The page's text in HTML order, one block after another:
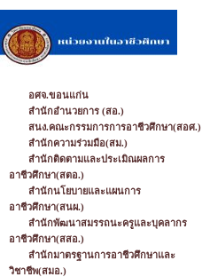
อศจ.ขอนแก่น
สำนักอำนวยการ (สอ.)
สนง.คณะกรรมการการอาชีวศึกษา(สอศ.)
สำนักความร่วมมือ(สม.)
สำนักติดตามและประเมิณผลการ
อาชีวศึกษา(สตอ.)
สำนักนโยบายและแผนการ
อาชีวศึกษา(สนผ.)
สำนักพัฒนาสมรรถนะครูและบุคลากร
อาชีวศึกษา(สสอ.)
สำนักมาตรฐานการอาชีวศึกษาและ
วิชาชีพ(สมอ.)